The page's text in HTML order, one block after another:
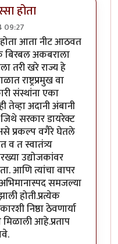
होता
09:27
आता नीट आठवत
बिरबल अकबराला
तरी खरे राज्य हे
राष्ट्रप्रमुख वा
संस्थांना एका
तेव्हा अदानी अंबानी
सरकार डायरेक्ट
प्रकल्प वगैरे घेतले
व त स्वातंत्र्य
उद्योजकांवर
आणि त्यांचा वापर
समजल्या
होती.प्रत्येक
निष्ठा ठेवणार्या
मिळाली आहे.प्रताप